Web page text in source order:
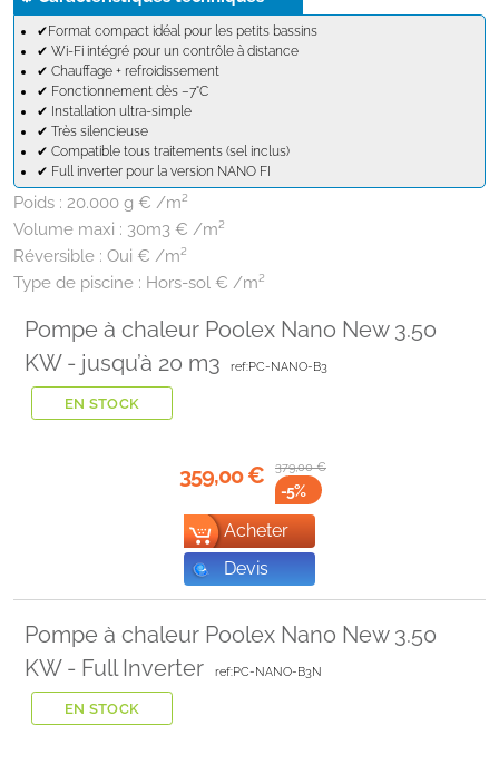
✔Format compact idéal pour les petits bassins
✔ Wi-Fi intégré pour un contrôle à distance
✔ Chauffage + refroidissement
✔ Fonctionnement dès –7°C
✔ Installation ultra-simple
✔ Très silencieuse
✔ Compatible tous traitements (sel inclus)
✔ Full inverter pour la version NANO FI
Poids : 20.000 g € /m²
Volume maxi : 30m3 € /m²
Réversible : Oui € /m²
Type de piscine : Hors-sol € /m²
Pompe à chaleur Poolex Nano New 3.50
KW - jusqu’à 20 m3
ref:PC-NANO-B3
EN STOCK
359,00€ 379,00€
-5%
Acheter
Devis
Pompe à chaleur Poolex Nano New 3.50
KW - Full Inverter
ref:PC-NANO-B3N
EN STOCK